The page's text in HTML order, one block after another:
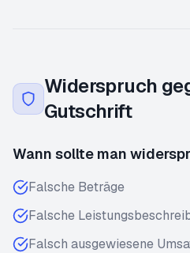
Widerspruch
Gutschrift
Wann sollte man
Falsche Beträge
Falsche
Falsch ausgewiesene